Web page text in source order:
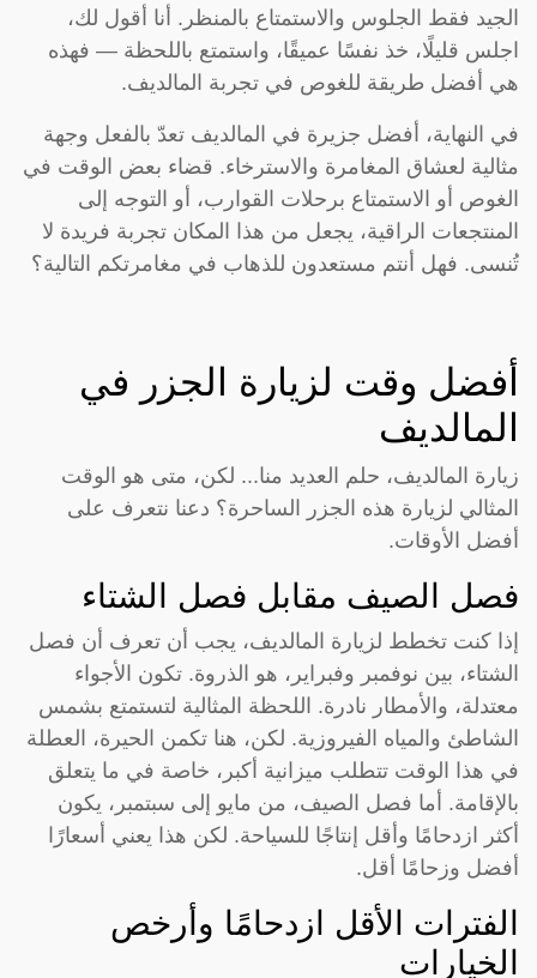
الجيد فقط الجلوس والاستمتاع بالمنظر. أنا أقول لك،
اجلس قليلًا، خذ نفسًا عميقًا، واستمتع باللحظة — فهذه
هي أفضل طريقة للغوص في تجربة المالديف.
في النهاية، أفضل جزيرة في المالديف تعدّ بالفعل وجهة
مثالية لعشاق المغامرة والاسترخاء. قضاء بعض الوقت في
الغوص أو الاستمتاع برحلات القوارب، أو التوجه إلى
المنتجعات الراقية، يجعل من هذا المكان تجربة فريدة لا
تُنسى. فهل أنتم مستعدون للذهاب في مغامرتكم التالية؟
أفضل وقت لزيارة الجزر في
المالديف
زيارة المالديف، حلم العديد منا... لكن، متى هو الوقت
المثالي لزيارة هذه الجزر الساحرة؟ دعنا نتعرف على
أفضل الأوقات.
فصل الصيف مقابل فصل الشتاء
إذا كنت تخطط لزيارة المالديف، يجب أن تعرف أن فصل
الشتاء، بين نوفمبر وفبراير، هو الذروة. تكون الأجواء
معتدلة، والأمطار نادرة. اللحظة المثالية لتستمتع بشمس
الشاطئ والمياه الفيروزية. لكن، هنا تكمن الحيرة، العطلة
في هذا الوقت تتطلب ميزانية أكبر، خاصة في ما يتعلق
بالإقامة. أما فصل الصيف، من مايو إلى سبتمبر، يكون
أكثر ازدحامًا وأقل إنتاجًا للسياحة. لكن هذا يعني أسعارًا
أفضل وزحامًا أقل.
الفترات الأقل ازدحامًا وأرخص
الخيارات